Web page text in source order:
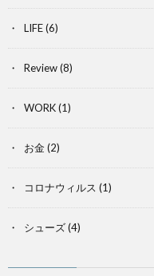
LIFE(6)
Review(8)
WORK(1)
お金(2)
コロナウィルス (1)
シューズ(4)